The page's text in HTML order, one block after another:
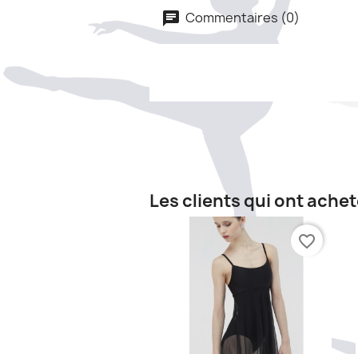
Commentaires (0)
Les clients qui ont
favorite_border